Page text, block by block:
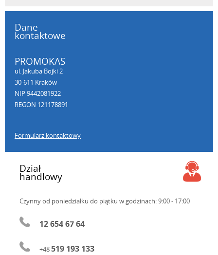
Dane
kontaktowe
PROMOKAS
ul. Jakuba Bojki 2
30-611 Kraków
NIP 9442081922
REGON 121178891
Formularz kontaktowy
Dział
handlowy
Czynny od poniedziałku do piątku w godzinach: 9:00 - 17:00
12 654 67 64
+48519 193 133